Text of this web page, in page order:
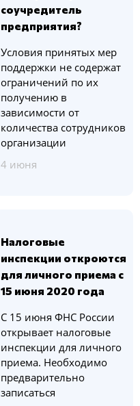
соучредитель
предприятия?
Условия принятых мер
поддержки не содержат
ограничений по их
получению в
зависимости от
количества сотрудников
организации
4 июня
Налоговые
инспекции откроются
для личного приема с
15 июня 2020 года
С 15 июня ФНС России
открывает налоговые
инспекции для личного
приема. Необходимо
предварительно
записаться